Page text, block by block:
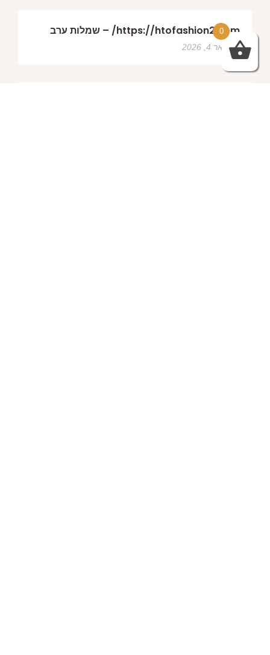
https://htofashion2.com/ – שמלות ערב
פברואר 4, 2026
0